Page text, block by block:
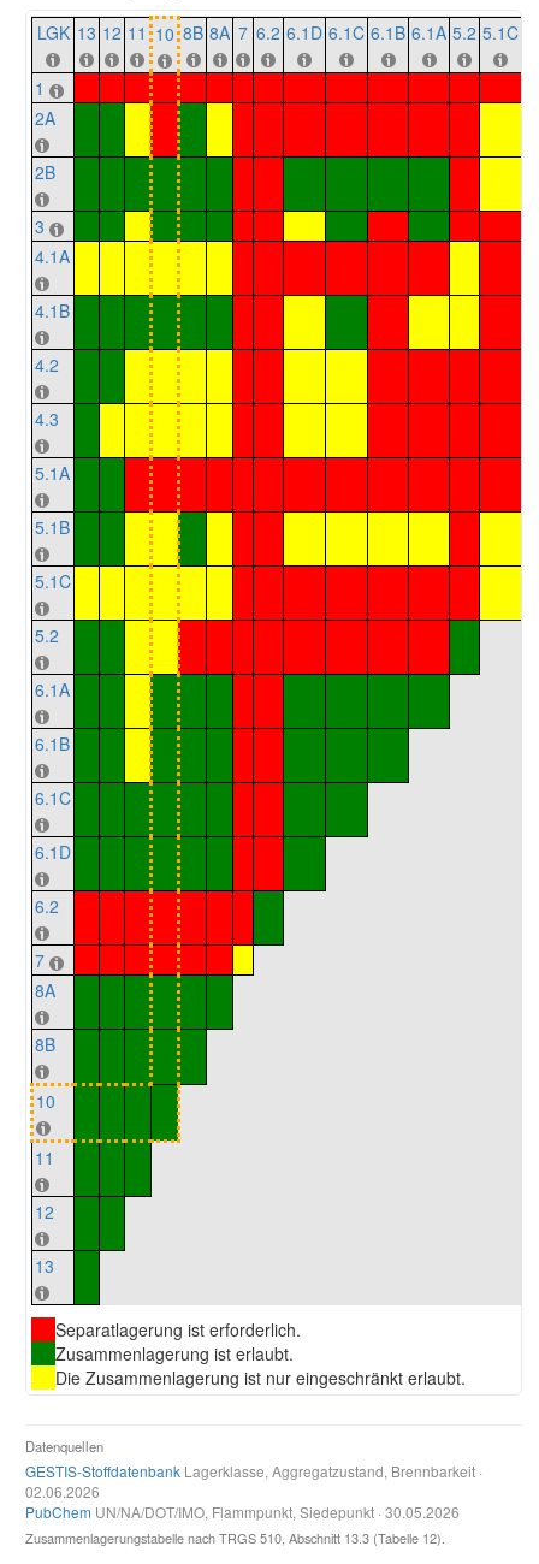
LGK 13 12 11 10 8B 8A 7 6.2 6.1D 6.1C 6.1B 6.1A 5.2 5.1C
1
2A
2B
3
4.1A
4.1B
4.2
4.3
5.1A
5.1B
5.1C
5.2
6.1A
6.1B
6.1C
6.1D
6.2
7
8A
8B
10
11
12
13
Separatlagerung ist erforderlich.
Zusammenlagerung ist erlaubt.
Die Zusammenlagerung ist nur eingeschränkt erlaubt.
Datenquellen
GESTIS-Stoffdatenbank Lagerklasse, Aggregatzustand, Brennbarkeit ·
02.06.2026
PubChem UN/NA/DOT/IMO, Flammpunkt, Siedepunkt · 30.05.2026
Zusammenlagerungstabelle nach TRGS 510, Abschnitt 13.3 (Tabelle 12).